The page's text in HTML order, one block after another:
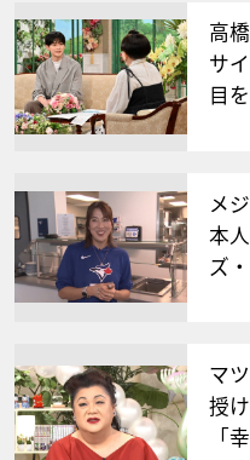
高
サ
目
メ
本
ズ
マ
授
「